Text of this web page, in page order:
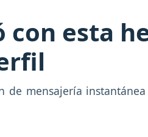
con esta
de mensajería